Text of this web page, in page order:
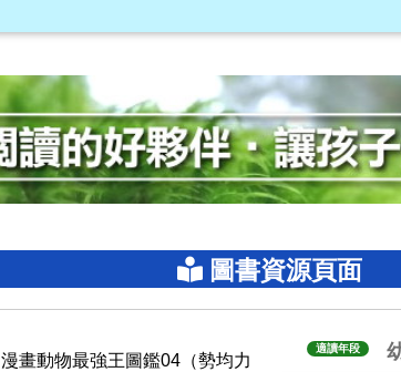
圖書資源頁面
漫畫動物最強王圖鑑04（勢均力
適讀年段